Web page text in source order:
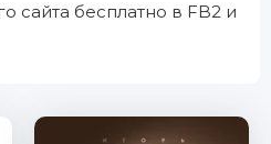
сайта бесплатно в FB2 и